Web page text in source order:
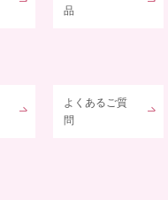
品
よくあるご質
問